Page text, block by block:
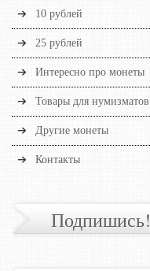
10 рублей
25 рублей
Интересно про монеты
Товары для нумизматов
Другие монеты
Контакты
Подпишись!